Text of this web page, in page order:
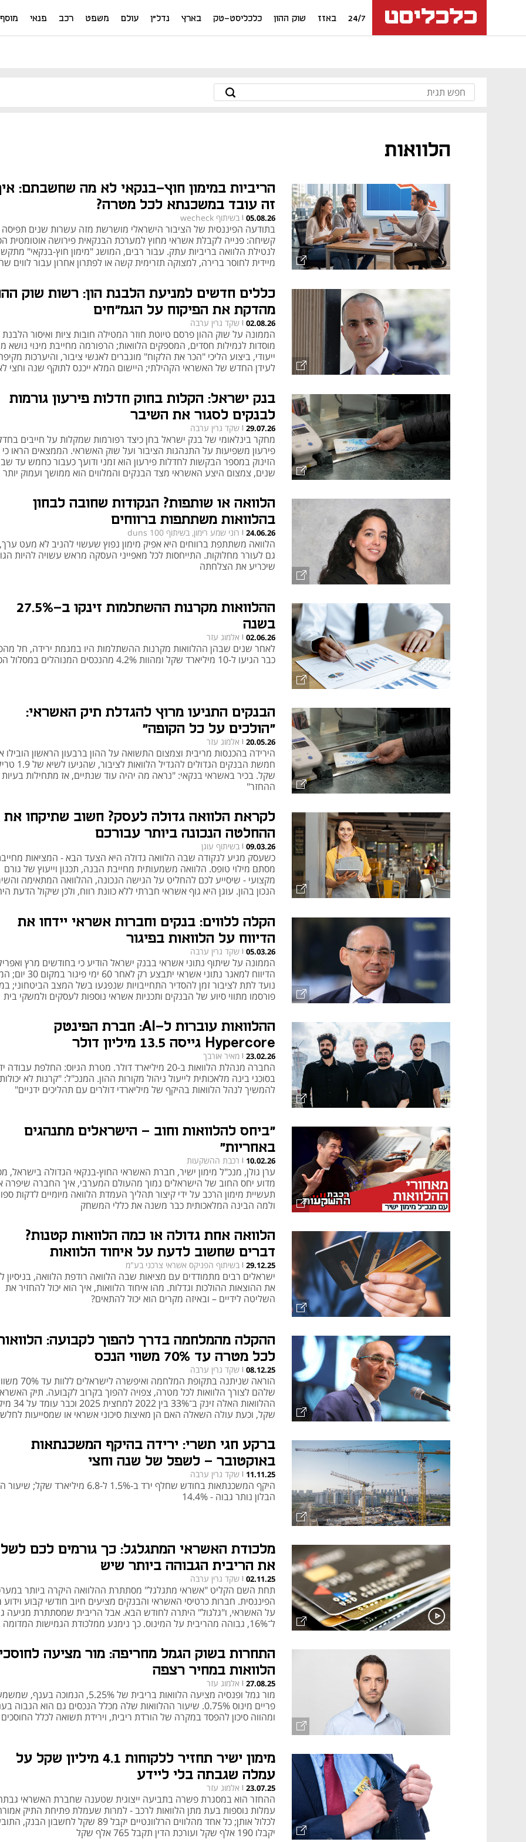
24/7 באזז שוק ההון כלכליסט-טק בארץ נדל"ן עולם משפט רכב פנאי מוסף
הלוואות
הריביות במימון חוץ-בנקאי לא מה שחשבתם:
זה עובד במשכנתא לכל מטרה?
05.08.26
| בשיתוף wecheck
בתודעה הפיננסית של הציבור הישראלי מושרשת מזה עשרות שנים תפיסה
קשיחה: פנייה לקבלת אשראי מחוץ למערכת הבנקאית פירושה אוטומטית
לנטילת הלוואה בריביות עתק. עבור רבים, המושג "מימון חוץ-בנקאי"
מיידית לחוסר ברירה, למצוקה תזרימית קשה או לפתרון אחרון עבור לווים
כללים חדשים למניעת הלבנת הון: רשות שוק
מהדקת את הפיקוח על הגמ"חים
02.08.26
| שקד גרין ערבה
הממונה על שוק ההון פרסם טיוטת חוזר המטילה חובות ציות ואיסור הלבנת
מוסדות לגמילות חסדים, המספקים הלוואות; הרפורמה מחייבת מינוי נושא
ייעודי, ביצוע הליכי "הכר את הלקוח" מוגברים לאנשי ציבור, והיערכות
לעידן החדש של האשראי הקהילתי; היישום המלא ייכנס לתוקף שנה וחצי
בנק ישראל: הקלות בחוק חדלות פירעון גורמות
לבנקים לסגור את השיבר
29.07.26
| שקד גרין ערבה
מחקר בינלאומי של בנק ישראל בחן כיצד רפורמות שמקלות על חייבים
פירעון משפיעות על התנהגות הציבור ועל שוק האשראי. הממצאים הראו כי
הזינוק במספר הבקשות לחדלות פירעון הוא זמני ודועך כעבור כחמש עד
שנים, צמצום היצע האשראי מצד הבנקים והמלווים הוא ממושך ועמוק יותר
הלוואה או שותפות? הנקודות שחובה לבחון
בהלוואות משתתפות ברווחים
24.06.26
| רוני שמע רימון, בשיתוף duns 100
הלוואה משתתפת ברווחים היא אפיק מימון נפוץ שעשוי להניב לא מעט
גם לעורר מחלוקות. התייחסות לכל מאפייני העסקה מראש עשויה להיות
שיכריע את הצלחתה
ההלוואות מקרנות ההשתלמות זינקו ב-27.5%
בשנה
02.06.26
| אלמוג עזר
לאחר שנים שבהן ההלוואות מקרנות ההשתלמות היו במגמת ירידה, חל
כבר הגיעו ל-10 מיליארד שקל ומהוות 4.2% מהנכסים המנוהלים במסלול הכללי
הבנקים התניעו מרוץ להגדלת תיק האשראי:
"הולכים על כל הקופה"
20.05.26
| אלמוג עזר
הירידה בהכנסות מריבית וצמצום התשואה על ההון ברבעון הראשון הובילו
חמשת הבנקים הגדולים להגדיל
שקל. בכיר באשראי בנקאי: "נראה מה יהיה עוד שנתיים, אז מתחילות בעיות
ההחזר"
לקראת הלוואה גדולה לעסק? חשוב שתיקחו את
ההחלטה הנכונה ביותר עבורכם
09.03.26
| בשיתוף עוגן
כשעסק מגיע לנקודה שבה הלוואה גדולה היא הצעד הבא - המציאות
מסתם מילוי טופס. הלוואה משמעותית מחייבת הבנה, תכנון וייעוץ של גורם
מקצועי - שיסייע לכם להחליט על הגישה הנכונה, ההלוואה המתאימה
הנכון בהון. עוגן היא גוף אשראי חברתי ללא כוונת רווח, ולכן שיקול הדעת
הקלה ללווים: בנקים וחברות אשראי יידחו את
הדיווח על הלוואות בפיגור
05.03.26
| שקד גרין ערבה
הממונה על שיתוף נתוני אשראי בבנק ישראל הודיע כי בחודשים מרץ
הדיווח למאגר נתוני אשראי יתבצע רק
נועד לתת לציבור זמן להסדיר התחייבויות שנפגעו בשל המצב הביטחוני;
פורסמו מתווי סיוע של הבנקים ותכניות אשראי נוספות לעסקים ולמשקי בית
ההלוואות עוברות ל-AI: חברת הפינטק
Hypercore גייסה 13.5 מיליון דולר
23.02.26
| מאיר אורבך
החברה מנהלת הלוואות ב-20 מיליארד דולר. מטרת הגיוס: החלפת
בסוכני בינה מלאכותית לייעול ניהול מקורות ההון. המנכ"ל: "קרנות לא יכולות
להמשיך לנהל הלוואות בהיקף של מיליארדי דולרים עם תהליכים ידניים"
"ביחס להלוואות וחוב – הישראלים מתנהגים
באחריות"
10.02.26
| רכבת ההשקעות
ערן גולן, מנכ"ל מימון ישיר, חברת האשראי החוץ-בנקאי הגדולה בישראל,
מדוע יחס החוב של הישראלים נמוך מהעולם המערבי, איך החברה שיפרה
תעשיית מימון הרכב על ידי קיצור תהליך העמדת הלוואה מיומיים לדקות
ולמה הבינה המלאכותית כבר משנה את כללי המשחק
הלוואה אחת גדולה או כמה הלוואות קטנות?
דברים שחשוב לדעת על איחוד הלוואות
29.12.25
| בשיתוף הפניקס אשראי צרכני בע"מ
ישראלים רבים מתמודדים עם מציאות שבה הלוואה רודפת הלוואה, בניסיון
את ההוצאות ההולכות וגדלות. מהו איחוד הלוואות, איך הוא יכול להחזיר את
השליטה לידיים – ובאיזה מקרים הוא יכול להתאים?
ההקלה מהמלחמה בדרך להפוך לקבועה:
לכל מטרה עד 70% משווי הנכס
08.12.25
| שקד גרין ערבה
הוראה שניתנה בתקופת
שלהם לצורך הלוואות לכל מטרה, צפויה להפוך בקרוב לקבועה. תיק
ההלוואות האלה זינק
שקל, וכעת עולה השאלה האם הן מאיצות סיכוני אשראי או שמסייעות
ברקע חגי תשרי: ירידה בהיקף המשכנתאות
באוקטובר - לשפל של שנה וחצי
11.11.25
| שקד גרין ערבה
היקף המשכנתאות בחודש שחלף ירד ב-1.5% ל-6.8 מיליארד
הבלון נותר גבוה - 14.4%
מלכודת האשראי המתגלגל: כך גורמים לכם
את הריבית הגבוהה ביותר שיש
02.11.25
| שקד גרין ערבה
תחת השם הקליט "אשראי מתגלגל" מסתתרת ההלוואה היקרה ביותר
הפיננסית. חברות כרטיסי האשראי והבנקים מציעים חיוב חודשי קבוע
על האשראי, ו"גלגול" היתרה לחודש הבא. אבל הריבית שמסתתרת מגיעה
ל־16%, גבוהה מהריבית על המינוס. כך נימנע ממלכודת הגמישות המדומה
התחרות בשוק הגמל מחריפה: מור מציעה
הלוואות במחיר רצפה
27.08.25
| אלמוג עזר
מור גמל ופנסיה מציעה הלוואות בריבית של 5.25%, הנמוכה
פריים מינוס 0.75%. שיעור ההלוואות שלה מכלל הנכסים גם הוא הגבוה
ומהווה סיכון להפסד במקרה של הורדת ריבית, וירידת תשואה לכלל
מימון ישיר תחזיר ללקוחות 4.1 מיליון שקל על
עמלה שגבתה בלי ליידע
23.07.25
| אלמוג עזר
ההחזר הוא במסגרת פשרה בתביעה ייצוגית שטענה שחברת האשראי
עמלות נוספות בעת מתן הלוואות לרכב - למרות שעמלת פתיחת התיק
לכלול אותן; כל אחד מהלווים הרלוונטיים יקבל 89 שקל לחשבון
יקבלו 190 אלף שקל ועורכת הדין תקבל 765 אלף שקל